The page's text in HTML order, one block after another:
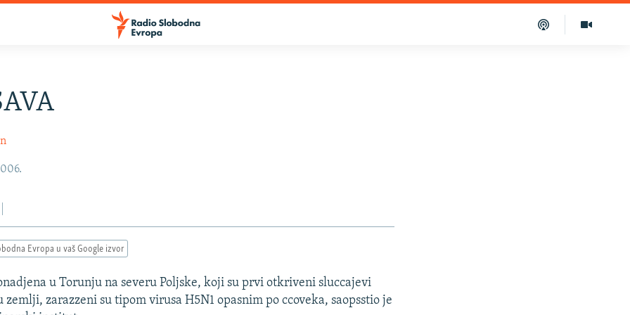
Evropa u vaš Google izvor
u Torunju na severu Poljske, koji su prvi otkriveni sluccajevi
zemlji, zarazzeni su tipom virusa H5N1 opasnim po ccoveka, saopsstio je